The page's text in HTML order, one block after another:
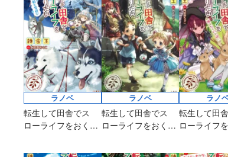
ラノベ
転生して田舎でス
ローライフをおくり
雪遊び
ラノベ
転生して田舎でス
ローライフをおくり
お祭りさわぎ
ラノ
転生して田
ローライフ
び